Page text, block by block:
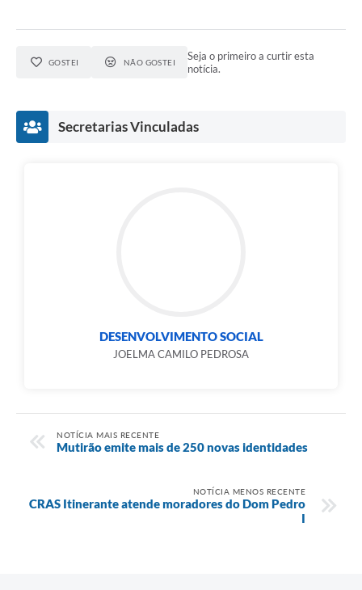
GOSTEI NÃO GOSTEI
Seja o primeiro a curtir esta
notícia.
Secretarias Vinculadas
DESENVOLVIMENTO SOCIAL
JOELMA CAMILO PEDROSA
NOTÍCIA MAIS RECENTE
Mutirão emite mais de 250 novas identidades
NOTÍCIA MENOS RECENTE
CRAS Itinerante atende moradores do Dom Pedro
I